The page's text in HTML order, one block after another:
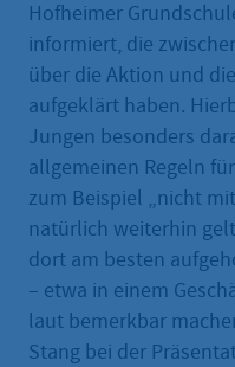
Hofheimer
informiert, die
über die Aktion und
aufgeklärt haben.
Jungen besonders
allgemeinen Regeln
zum Beispiel „nicht
natürlich weiterhin
dort am besten
– etwa in einem
laut bemerkbar
Stang bei der